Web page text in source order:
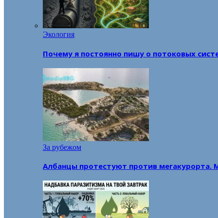
Экология
Почему я постоянно пишу о потоковых
За рубежом
Албанцы протестуют против мегакурорта.